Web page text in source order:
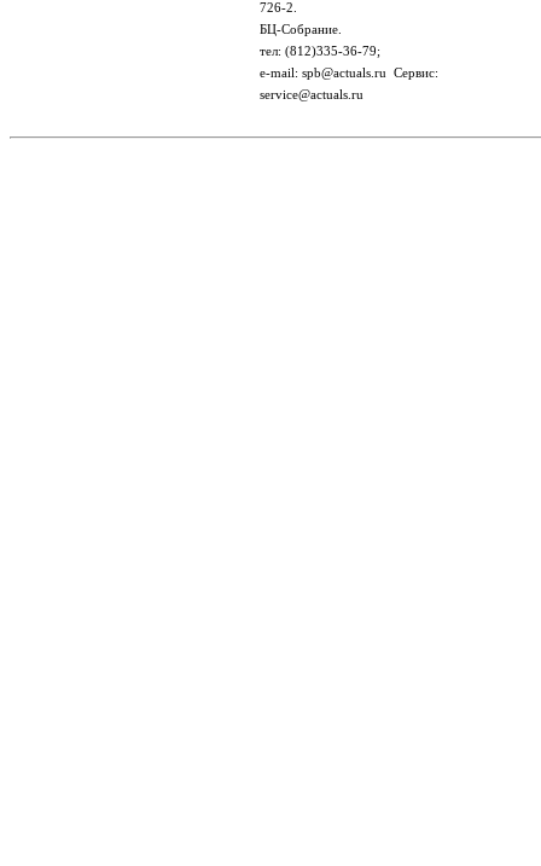
726-2.
БЦ-Собрание.
тел: (812)335-36-79;
e-mail: spb@actuals.ru Сервис:
service@actuals.ru